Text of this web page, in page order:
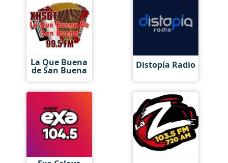
La Que Buena
de San Buena Distopía Radio